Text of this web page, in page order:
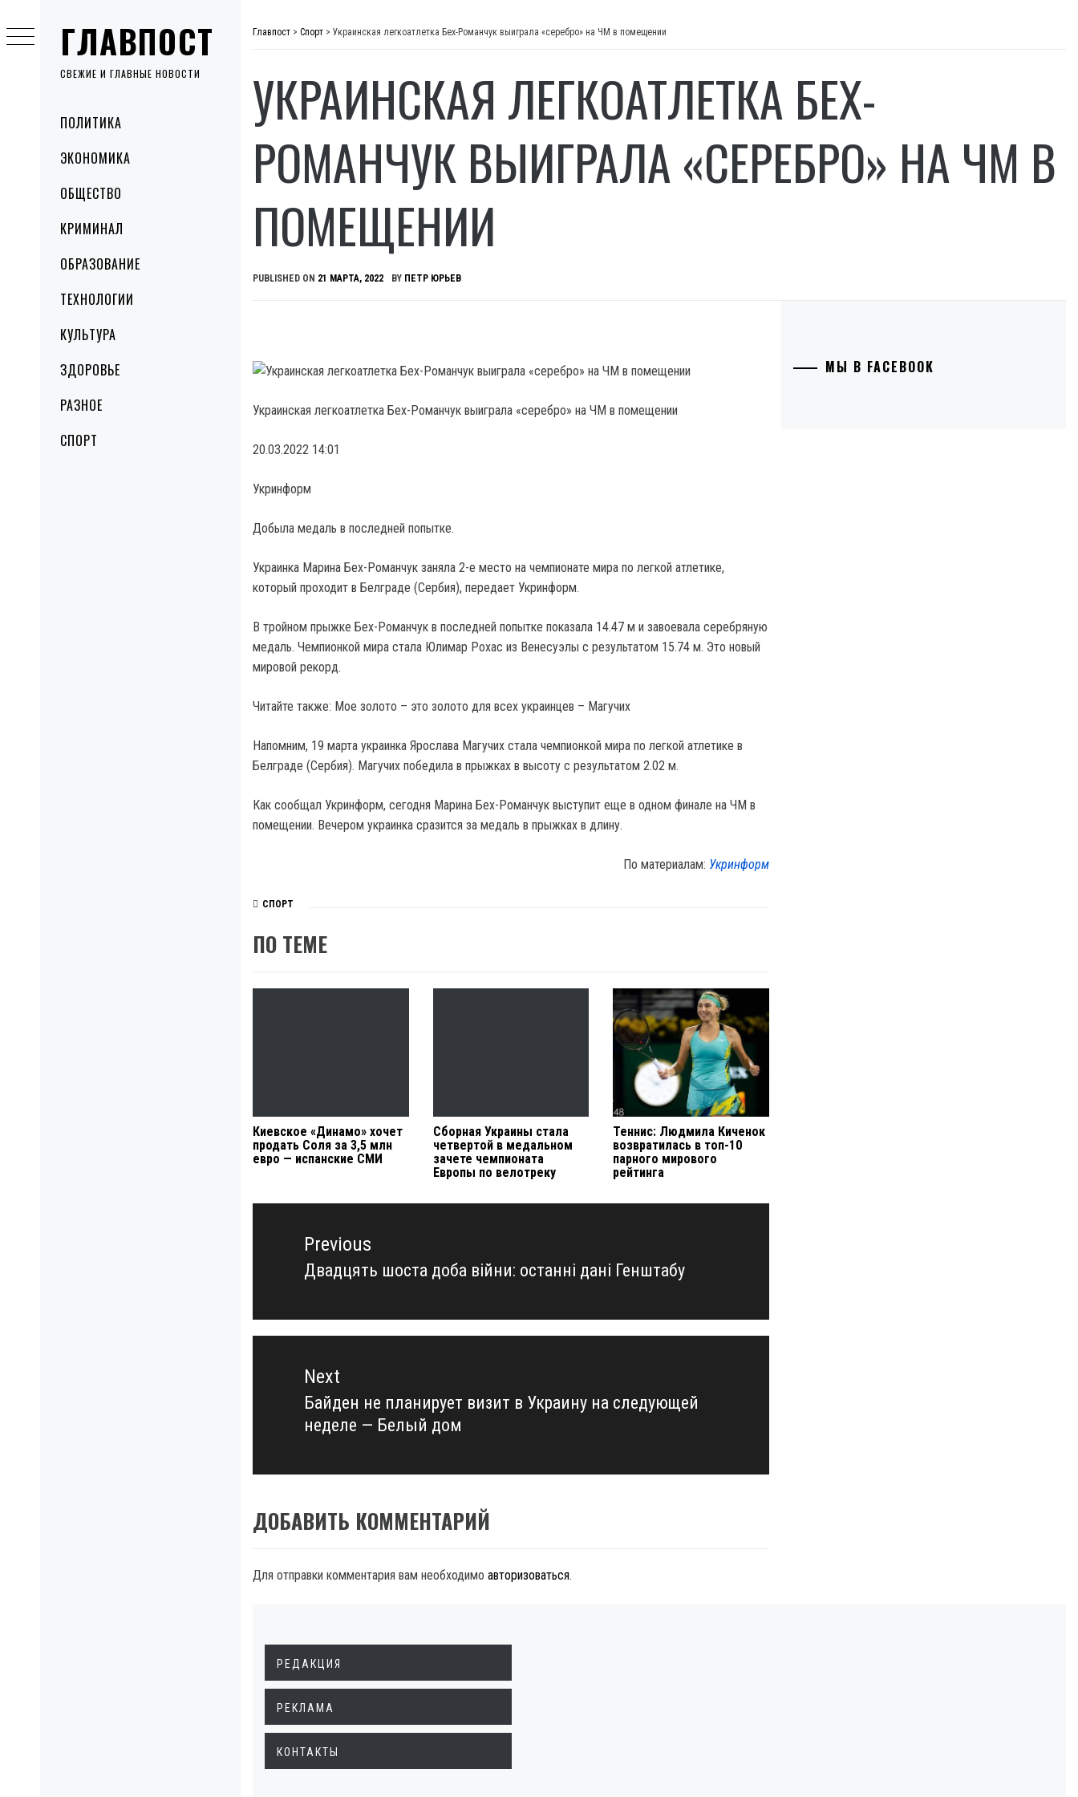
ГЛАВПОСТ
СВЕЖИЕ И ГЛАВНЫЕ НОВОСТИ
MenuПОЛИТИКА
ЭКОНОМИКА
ОБЩЕСТВО
КРИМИНАЛ
ОБРАЗОВАНИЕ
ТЕХНОЛОГИИ
КУЛЬТУРА
ЗДОРОВЬЕ
РАЗНОЕ
СПОРТ
to
content
Главпост > Спорт > Украинская легкоатлетка Бех-Романчук выиграла «серебро» на ЧМ в помещении
УКРАИНСКАЯ ЛЕГКОАТЛЕТКА БЕХ-
РОМАНЧУК ВЫИГРАЛА «СЕРЕБРО» НА ЧМ В
ПОМЕЩЕНИИ
PUBLISHED ON 21 МАРТА, 2022 BY ПЕТР ЮРЬЕВ
Украинская легкоатлетка Бех-Романчук выиграла «серебро» на ЧМ в помещении
20.03.2022 14:01
Укринформ
Добыла медаль в последней попытке.
Украинка Марина Бех-Романчук заняла 2-е место на чемпионате мира по легкой атлетике,
который проходит в Белграде (Сербия), передает Укринформ.
В тройном прыжке Бех-Романчук в последней попытке показала 14.47 м и завоевала серебряную
медаль. Чемпионкой мира стала Юлимар Рохас из Венесуэлы с результатом 15.74 м. Это новый
мировой рекорд.
Читайте также: Мое золото – это золото для всех украинцев – Магучих
Напомним, 19 марта украинка Ярослава Магучих стала чемпионкой мира по легкой атлетике в
Белграде (Сербия). Магучих победила в прыжках в высоту с результатом 2.02 м.
Как сообщал Укринформ, сегодня Марина Бех-Романчук выступит еще в одном финале на ЧМ в
помещении. Вечером украинка сразится за медаль в прыжках в длину.
По материалам: Укринформ
СПОРТ
ПО ТЕМЕ
Киевское «Динамо» хочет
продать Соля за 3,5 млн
евро — испанские СМИ
Сборная Украины стала
четвертой в медальном
зачете чемпионата
Европы по велотреку
Теннис: Людмила Киченок
возвратилась в топ-10
парного мирового
рейтинга
Навигация
записямPrevious
Previous
Двадцять шоста доба війни: останні дані Генштабу
Next
Next
post:
Байден не планирует визит в Украину на следующей
неделе — Белый дом
ДОБАВИТЬ КОММЕНТАРИЙ
Для отправки комментария вам необходимо авторизоваться.
МЫ В FACEBOOK
РЕДАКЦИЯ
РЕКЛАМА
КОНТАКТЫ